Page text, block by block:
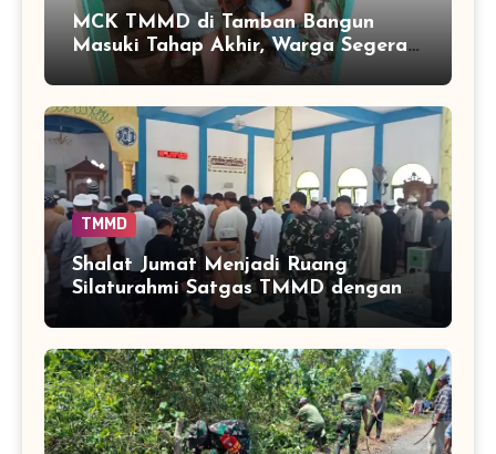
MCK TMMD di Tamban Bangun
Masuki Tahap Akhir, Warga Segera
Nikmati Fasilitas Sanitasi yang
Lebih Layak
TMMD
Shalat Jumat Menjadi Ruang
Silaturahmi Satgas TMMD dengan
Warga Tamban Bangun